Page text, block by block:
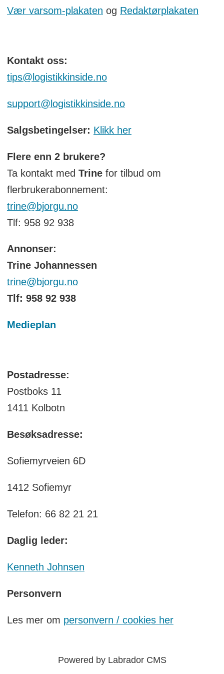
Vær varsom-plakaten og Redaktørplakaten
Kontakt oss:
tips@logistikkinside.no
support@logistikkinside.no
Salgsbetingelser: Klikk her
Flere enn 2 brukere?
Ta kontakt med Trinefor tilbud om
flerbrukerabonnement:
trine@bjorgu.no
Tlf: 958 92 938
Annonser:
Trine Johannessen
trine@bjorgu.no
Tlf: 958 92 938
Medieplan
Postadresse:
Postboks 11
1411 Kolbotn
Besøksadresse:
Sofiemyrveien 6D
1412 Sofiemyr
Telefon: 66 82 21 21
Daglig leder:
Kenneth Johnsen
Personvern
Les mer om personvern / cookies her
Powered by Labrador CMS